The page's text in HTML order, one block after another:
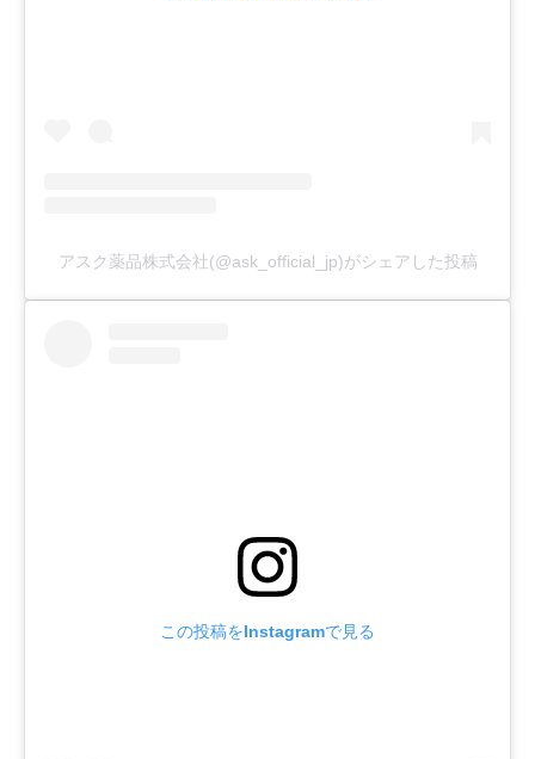
アスク薬品株式会社(@ask_official_jp)がシェアした投稿
この投稿をInstagramで見る